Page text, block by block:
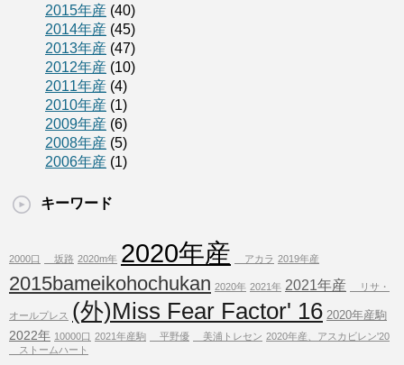
2015年産 (40)
2014年産 (45)
2013年産 (47)
2012年産 (10)
2011年産 (4)
2010年産 (1)
2009年産 (6)
2008年産 (5)
2006年産 (1)
キーワード
2000口 坂路 2020m年 2020年産 アカラ 2019年産
2015bameikohochukan 2020年 2021年 2021年産 リサ・
オールプレス (外)Miss Fear Factor' 16 2020年産駒
2022年 10000口 2021年産駒 平野優 美浦トレセン 2020年産、アスカビレン'20
ストームハート